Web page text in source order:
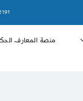
منصة المعارف